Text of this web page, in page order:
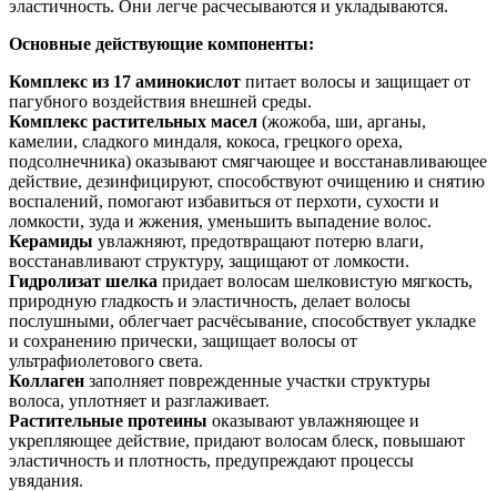
эластичность. Они легче расчесываются и укладываются.
Основные действующие компоненты:
Комплекс из 17 аминокислот питает волосы и защищает от
пагубного воздействия внешней среды.
Комплекс растительных масел (жожоба, ши, арганы,
камелии, сладкого миндаля, кокоса, грецкого ореха,
подсолнечника) оказывают смягчающее и восстанавливающее
действие, дезинфицируют, способствуют очищению и снятию
воспалений, помогают избавиться от перхоти, сухости и
ломкости, зуда и жжения, уменьшить выпадение волос.
Керамиды увлажняют, предотвращают потерю влаги,
восстанавливают структуру, защищают от ломкости.
Гидролизат шелка придает волосам шелковистую мягкость,
природную гладкость и эластичность, делает волосы
послушными, облегчает расчёсывание, способствует укладке
и сохранению прически, защищает волосы от
ультрафиолетового света.
Коллаген заполняет поврежденные участки структуры
волоса, уплотняет и разглаживает.
Растительные протеины оказывают увлажняющее и
укрепляющее действие, придают волосам блеск, повышают
эластичность и плотность, предупреждают процессы
увядания.